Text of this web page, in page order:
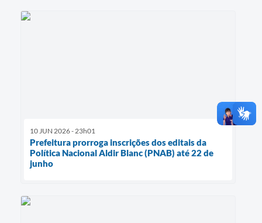
10 JUN 2026 - 23h01
Prefeitura prorroga inscrições dos editais da
Política Nacional Aldir Blanc (PNAB) até 22 de
junho